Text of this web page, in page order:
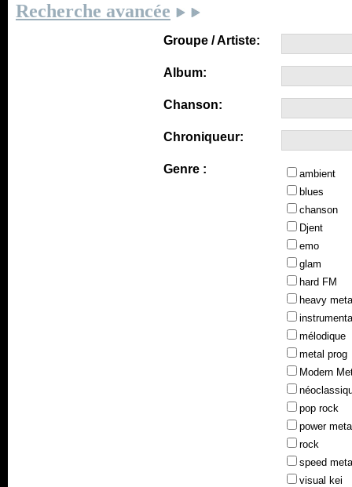
Recherche avancée
Groupe / Artiste:
Album:
Chanson:
Chroniqueur:
Genre :
ambient
blues
chanson
Djent
emo
glam
hard FM
heavy
mélodique
metal prog
Modern
pop rock
power
rock
speed
visual kei